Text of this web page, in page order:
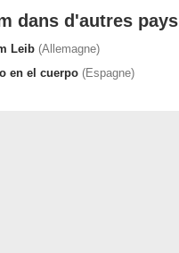
dans d'autres pays
Leib (Allemagne)
en el cuerpo (Espagne)